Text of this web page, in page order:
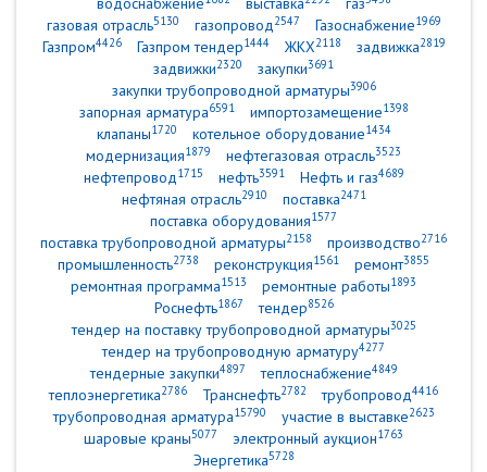
газовая отрасль5130 газопровод2547 Газоснабжение1969
Газпром4426 Газпром тендер1444 ЖКХ2118 задвижка2819
задвижки2320 закупки3691
закупки трубопроводной арматуры3906
запорная арматура6591 импортозамещение1398
клапаны1720 котельное оборудование1434
модернизация1879 нефтегазовая отрасль3523
нефтепровод1715 нефть3591 Нефть и газ4689
нефтяная отрасль2910 поставка2471
поставка оборудования1577
поставка трубопроводной арматуры2158 производство2716
промышленность2738 реконструкция1561 ремонт3855
ремонтная программа1513 ремонтные работы1893
Роснефть1867 тендер8526
тендер на поставку трубопроводной арматуры3025
тендер на трубопроводную арматуру4277
тендерные закупки4897 теплоснабжение4849
теплоэнергетика2786 Транснефть2782 трубопровод4416
трубопроводная арматура15790 участие в выставке2623
шаровые краны5077 электронный аукцион1763
Энергетика5728